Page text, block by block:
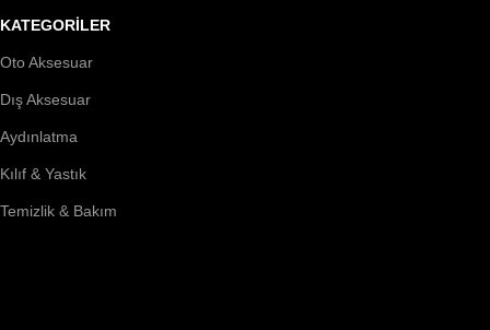
KATEGORİLER
Oto Aksesuar
Dış Aksesuar
Aydınlatma
Kılıf & Yastık
Temizlik & Bakım